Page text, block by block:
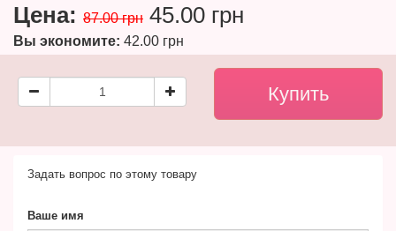
Цена: 87.00 грн 45.00 грн
Вы экономите: 42.00 грн
Задать вопрос по этому товару
Ваше имя